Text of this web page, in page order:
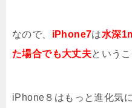
なので、 iPhone7は水深
た場合でも大丈夫という
iPhone８はもっと進化気